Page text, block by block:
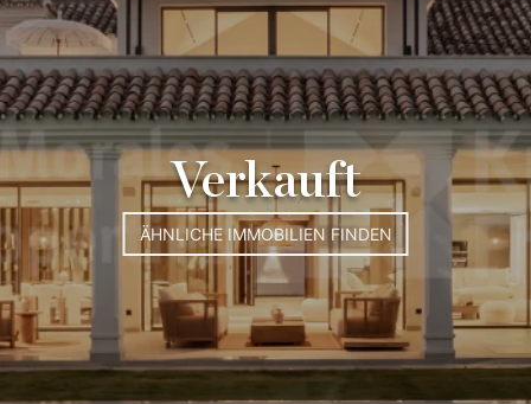
Verkauft
ÄHNLICHE IMMOBILIEN FINDEN